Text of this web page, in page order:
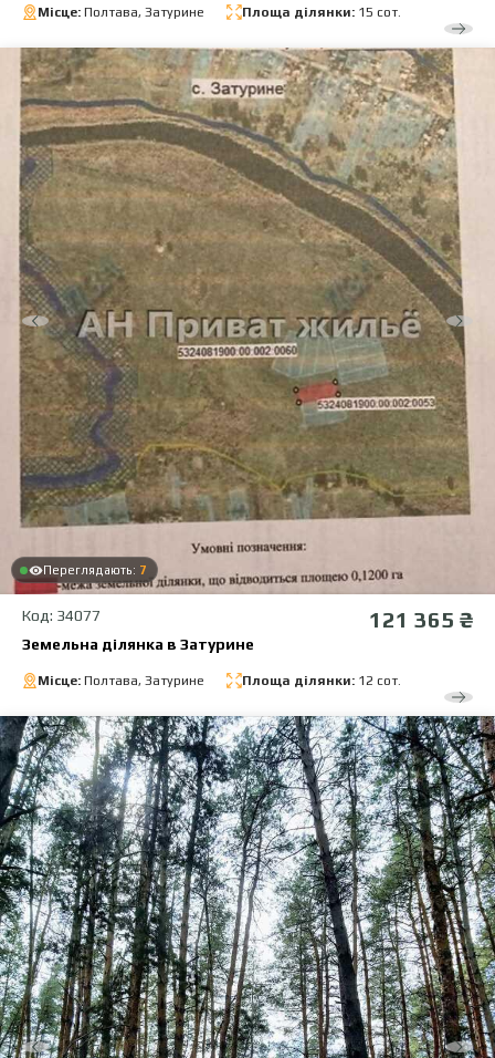
Місце: Полтава, Затурине Площа ділянки: 15 сот.
Переглядають: 7
Код: 34077 121 365 ₴
Земельна ділянка в Затурине
Місце: Полтава, Затурине Площа ділянки: 12 сот.